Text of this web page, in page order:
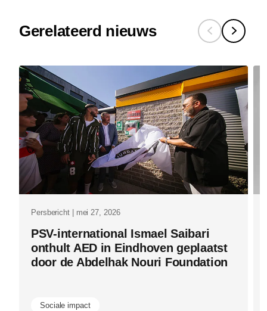
kracht-
van-
ligt-
in-
het-
volledig-
begrijpen-
van-
de-
Gerelateerd nieuws
Persbericht | mei 27, 2026
PSV-international Ismael Saibari
onthult AED in Eindhoven geplaatst
door de Abdelhak Nouri Foundation
Sociale impact